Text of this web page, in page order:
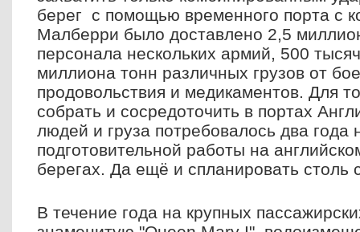
берег с помощью временного порта с
Малберри было доставлено 2,5
персонала нескольких армий, 500
миллиона тонн различных грузов от
продовольствия и медикаментов. Для
собрать и сосредоточить в портах
людей и груза потребовалось два года
подготовительной работы на
берегах. Да ещё и спланировать
В течение года на крупных